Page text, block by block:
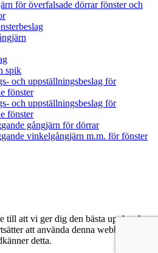
för överfalsade dörrar fönster och
spik
och uppställningsbeslag för
fönster
och uppställningsbeslag för
fönster
gångjärn för dörrar
vinkelgångjärn m.m. för fönster
till att vi ger dig den bästa upplevelsen
att använda denna webbplats
detta.